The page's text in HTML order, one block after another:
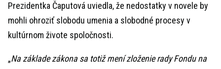
Prezidentka Čaputová uviedla, že nedostatky v novele by
mohli ohroziť slobodu umenia a slobodné procesy v
kultúrnom živote spoločnosti.
„Na základe zákona sa totiž mení zloženie rady Fondu na